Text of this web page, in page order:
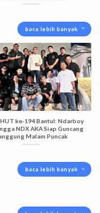
baca lebih banyak
ke-194 Bantul: Ndarboy
NDX AKA Siap Guncang
Malam Puncak
baca lebih banyak